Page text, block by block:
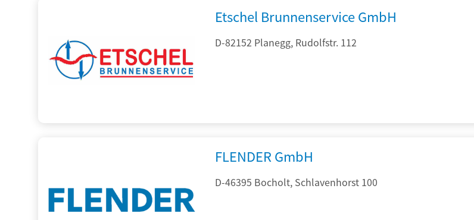
Etschel Brunnenservice GmbH
D-82152 Planegg, Rudolfstr. 112
FLENDER GmbH
D-46395 Bocholt, Schlavenhorst 100